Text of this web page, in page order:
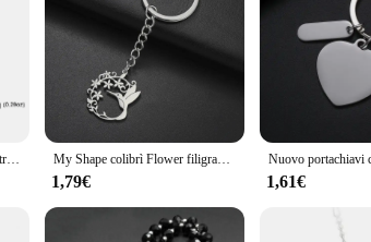
Unift Portachiavi cavallo equestre donna guerriero acciaio inossidabile Cowboy Cowgirl portachiavi moda animale gioielli borsa accessori My Shape colibrì Flower filigrana portachiavi portachiavi in acciaio inossidabile portachiavi con uccelli animali per borsa per auto gioielli per ragazze da donna
1,79€ 1,61€